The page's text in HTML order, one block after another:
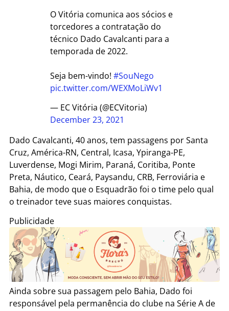
O Vitória comunica aos sócios e
torcedores a contratação do
técnico Dado Cavalcanti para a
temporada de 2022.
Seja bem-vindo! #SouNego
pic.twitter.com/WEXMoLiWv1
— EC Vitória (@ECVitoria)
December 23, 2021
Dado Cavalcanti, 40 anos, tem passagens por Santa
Cruz, América-RN, Central, Icasa, Ypiranga-PE,
Luverdense, Mogi Mirim, Paraná, Coritiba, Ponte
Preta, Náutico, Ceará, Paysandu, CRB, Ferroviária e
Bahia, de modo que o Esquadrão foi o time pelo qual
o treinador teve suas maiores conquistas.
Publicidade
Ainda sobre sua passagem pelo Bahia, Dado foi
responsável pela permanência do clube na Série A de